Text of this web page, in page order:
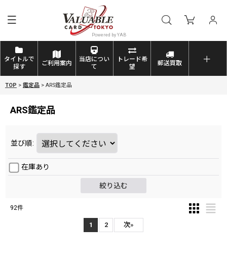
タイトルで
探す
ご利用案内
当店につい
て
トレード希
望
郵送買取
TOP > 鑑定品 > ARS鑑定品
ARS鑑定品
在庫あり
並び順:
絞り込む
92件
1 2 次»